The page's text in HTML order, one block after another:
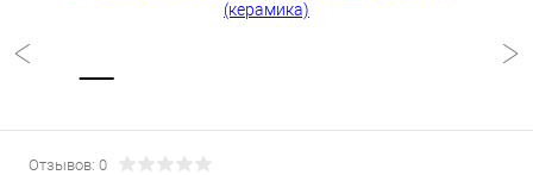
Отзывов: 0